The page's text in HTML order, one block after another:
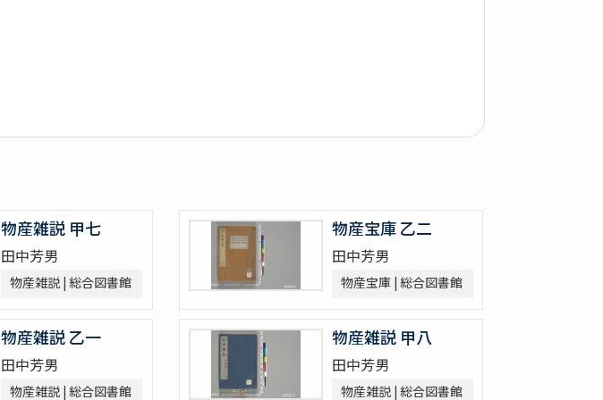
物産雑説 甲七
田中芳男
物産雑説 | 総合図書館
物産宝庫 乙二
田中芳男
物産宝庫 | 総合図書館
物産雑説 乙一
田中芳男
物産雑説 | 総合図書館
物産雑説 甲八
田中芳男
物産雑説 | 総合図書館